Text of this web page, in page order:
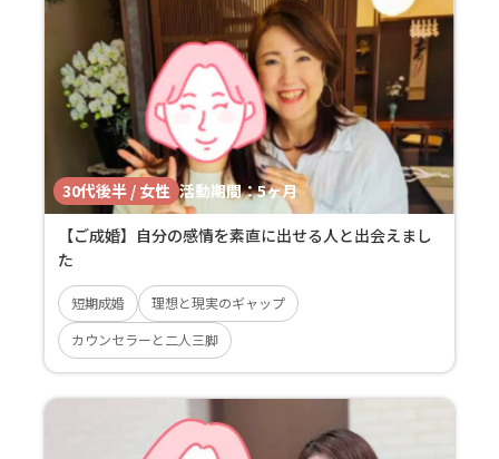
30代後半 / 女性 活動期間：5ヶ月
【ご成婚】自分の感情を素直に出せる人と出会えまし
た
短期成婚
理想と現実のギャップ
カウンセラーと二人三脚